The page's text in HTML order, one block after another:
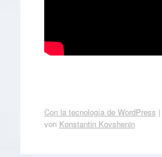
Con la tecnología de WordPress |
von Konstantin Kovshenin